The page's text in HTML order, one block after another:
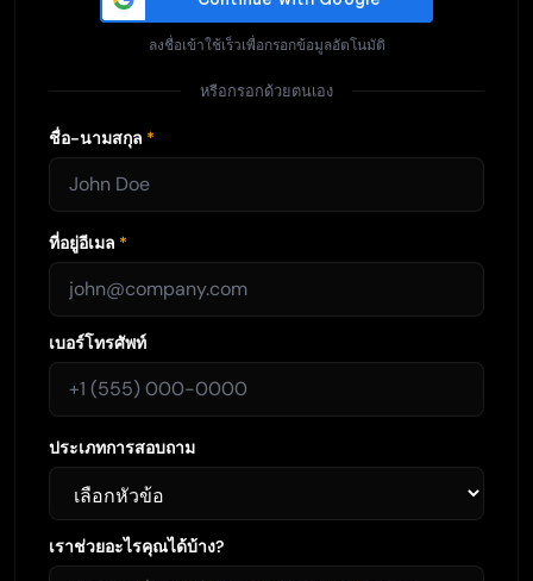
ลงชื่อเข้าใช้เร็วเพื่อกรอกข้อมูลอัตโนมัติ
หรือกรอกด้วยตนเอง
ชื่อ-นามสกุล *
ที่อยู่อีเมล *
เบอร์โทรศัพท์
ประเภทการสอบถาม
เราช่วยอะไรคุณได้บ้าง?